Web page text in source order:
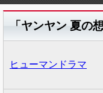
「ヤンヤン 夏の
ヒューマンドラマ